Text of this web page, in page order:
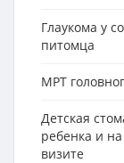
Глаукома у
питомца
МРТ
Детская
ребенка и
визите